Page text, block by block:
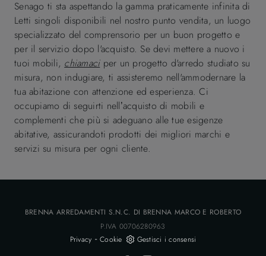
Senago ti sta aspettando la gamma praticamente infinita di
Letti singoli disponibili nel nostro punto vendita, un luogo
specializzato del comprensorio per un buon progetto e
per il servizio dopo l'acquisto. Se devi mettere a nuovo i
tuoi mobili, chiamaciper un progetto d'arredo studiato su
misura, non indugiare, ti assisteremo nell'ammodernare la
tua abitazione con attenzione ed esperienza. Ci
occupiamo di seguirti nell’acquisto di mobili e
complementi che più si adeguano alle tue esigenze
abitative, assicurandoti prodotti dei migliori marchi e
servizi su misura per ogni cliente.
BRENNA ARREDAMENTI S.N.C. DI BRENNA MARCO E ROBERTO
P.IVA 00706280963
Privacy -Cookie Gestisci i consensi